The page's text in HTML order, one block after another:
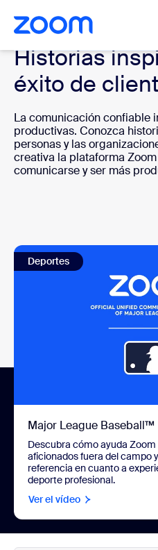
contenido principal
al chat de ayuda
Historias
éxito de
La comunicación confiable
productivas. Conozca
personas y las
creativa la plataforma
comunicarse y ser más
Deportes
Major League Baseball™
Descubra cómo ayuda
aficionados fuera del campo
referencia en cuanto a
deporte profesional.
Ver el vídeo